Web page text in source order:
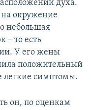
духа.
окружение
небольшая
– то есть
У его жены
положительный
легкие симптомы.
он, по оценкам